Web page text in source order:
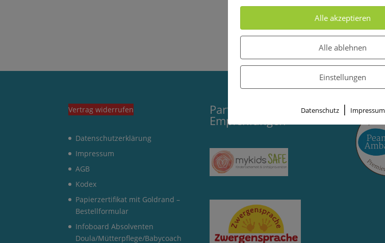
Vertrag widerrufen
Datenschutzerklärung
Impressum
AGB
Kodex
Papierzertifikat mit Goldrand –
Bestellformular
Infoboard Absolventen
Doula/Mütterpflege/Babycoach
Partner und
Empfehlungen
Alle akzeptieren
Alle ablehnen
Einstellungen
Datenschutz| Impressum